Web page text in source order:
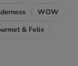
WOW
& Felix